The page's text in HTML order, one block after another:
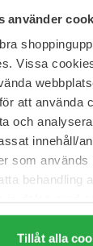
använder
Vissa
att använda
och
innehåll/
som används
behandling
på "Tillåt alla
du under
Tillåt alla
TO
du vår